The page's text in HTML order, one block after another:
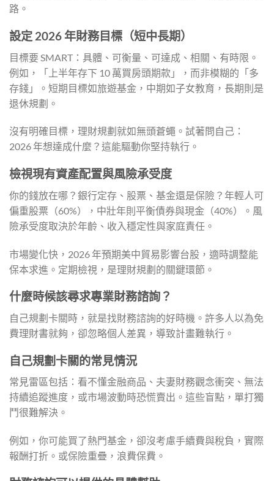
路。
設定 2026 年財務目標（短中長期）
目標要 SMART：具體、可衡量、可達成、相關、有時限。
例如，「上半年存下 10 萬買房頭期款」，而非模糊的「多
存錢」。短期目標如旅遊基金，中期如子女教育，長期則是
退休規劃。
沒有明確目標，理財規劃就如無頭蒼蠅。試著問自己：
2026 年想達成什麼？這能驅動你堅持執行。
檢視現有資產配置與風險承受度
你的錢放在哪？銀行定存、股票、基金還是保險？年輕人可
偏重股票（60%），中壯年則平衡債券與現金（40%）。風
險承受度取決於年齡、收入穩定性與家庭責任。
市場變化快，2026 年預期美中貿易影響台股，適時調整能
保本求進。定期檢視，是理財規劃的關鍵環節。
什麼時候該尋求專業財務諮詢？
自己規劃卡關時，就是找財務諮詢的好時機。許多人以為免
費理財書就夠，卻忽略個人差異，導致計畫難執行。
自己規劃卡關的常見情況
常見雷區包括：看不懂金融商品、夫妻財務觀念衝突、無法
持續追蹤進度，或市場波動時恐慌賣出。這些盲點，單打獨
鬥很難解決。
例如，你可能買了熱門基金，卻沒考慮手續費與稅負，實際
報酬打折。或保險重疊，浪費保費。